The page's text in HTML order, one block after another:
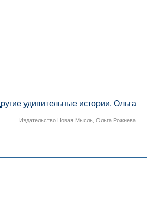
удивительные истории. Ольга
Издательство Новая Мысль Ольга Рожнева